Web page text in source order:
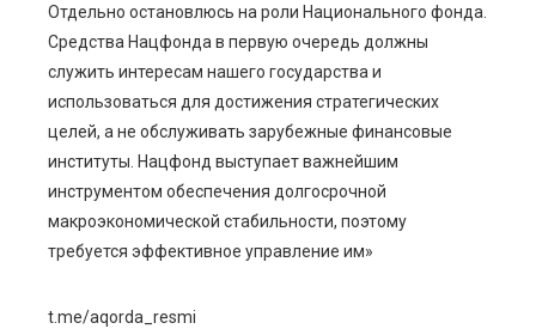
Отдельно остановлюсь на роли Национального фонда.
Средства Нацфонда в первую очередь должны
служить интересам нашего государства и
использоваться для достижения стратегических
целей, а не обслуживать зарубежные финансовые
институты. Нацфонд выступает важнейшим
инструментом обеспечения долгосрочной
макроэкономической стабильности, поэтому
требуется эффективное управление им»
t.me/aqorda_resmi